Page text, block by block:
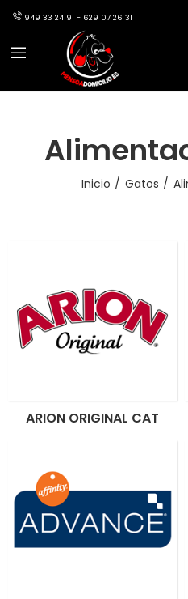
949 33 24 91 - 629 07 26 31
Inicio Gatos
ARION ORIGINAL CAT